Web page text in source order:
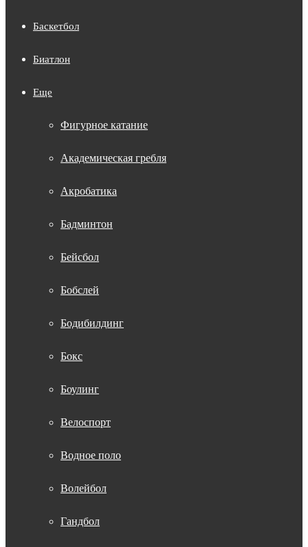
Баскетбол
Биатлон
Еще
Фигурное катание
Академическая гребля
Акробатика
Бадминтон
Бейсбол
Бобслей
Бодибилдинг
Бокс
Боулинг
Велоспорт
Водное поло
Волейбол
Гандбол